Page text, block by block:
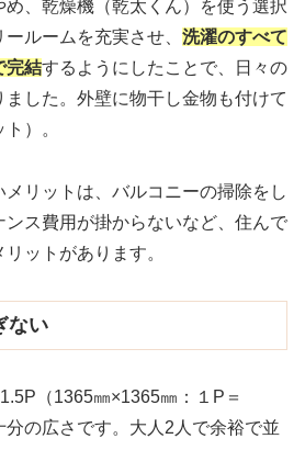
、乾燥機（乾太くん）を使う選択
ルームを充実させ、 洗濯のすべて
完結するようにしたことで、日々の
した。外壁に物干し金物も付けて
）。
リットは、バルコニーの掃除をし
ンス費用が掛からないなど、住んで
ットがあります。
ない
（1365㎜×1365㎜：１P＝
の広さです。大人2人で余裕で並